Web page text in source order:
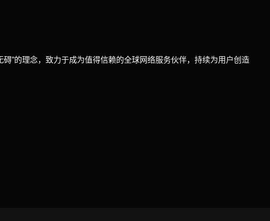
”的理念，致力于成为值得信赖的全球网络服务伙伴，持续为用户创造